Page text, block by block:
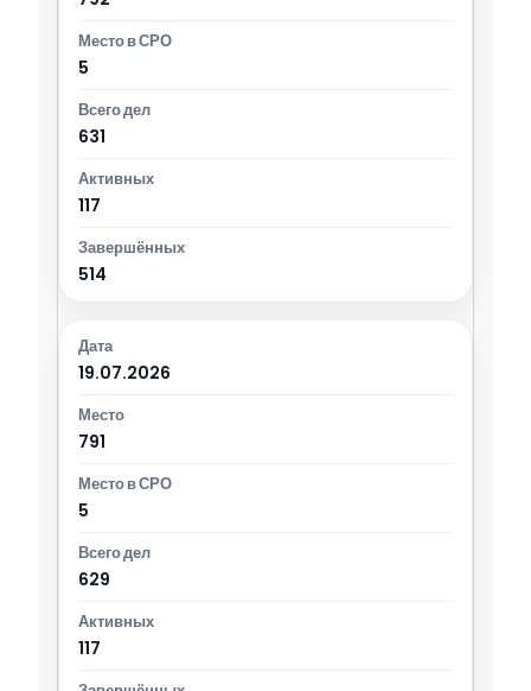
5
631
117
514
19.07.2026
791
5
629
117